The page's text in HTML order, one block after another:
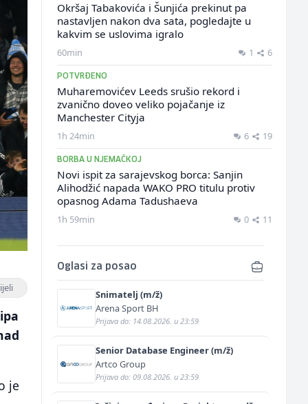
je
Okršaj Tabakovića i Šunjića prekinut pa
nastavljen nakon dva sata, pogledajte u
kakvim se uslovima igralo
60min 1 6
POTVRĐENO
Muharemovićev Leeds srušio rekord i
zvanično doveo veliko pojačanje iz
Manchester Cityja
1h 24min 6 19
BORBA U NJEMAČKOJ
Novi ispit za sarajevskog borca: Sanjin
Alihodžić napada WAKO PRO titulu protiv
opasnog Adama Tadushaeva
1h 59min 0 11
Oglasi za posao
Snimatelj (m/ž)
Arena Sport BH
Prijava do: 14.08.2026. u 23:59
Senior Database Engineer (m/ž)
Artco Group
Prijava do: 09.08.2026. u 23:59